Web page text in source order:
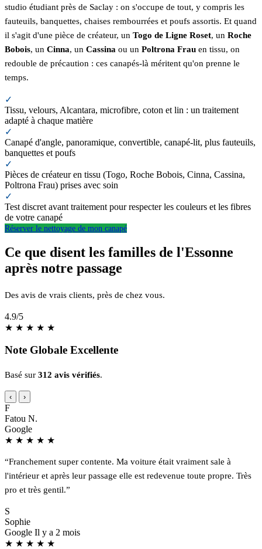
studio étudiant près de Saclay : on s'occupe de tout, y compris les
fauteuils, banquettes, chaises rembourrées et poufs assortis. Et quand
il s'agit d'une pièce de créateur, un Togo de Ligne Roset, un Roche
Bobois, un Cinna, un Cassina ou un Poltrona Frau en tissu, on
redouble de précaution : ces canapés-là méritent qu'on prenne le
temps.
✓
Tissu, velours, Alcantara, microfibre, coton et lin : un traitement
adapté à chaque matière
✓
Canapé d'angle, panoramique, convertible, canapé-lit, plus fauteuils,
banquettes et poufs
✓
Pièces de créateur en tissu (Togo, Roche Bobois, Cinna, Cassina,
Poltrona Frau) prises avec soin
✓
Test discret avant traitement pour respecter les couleurs et les fibres
de votre canapé
Réserver le nettoyage de mon canapé
Ce que disent les familles de l'Essonne
après notre passage
Des avis de vrais clients, près de chez vous.
4.9/5
★ ★ ★ ★ ★
Note Globale Excellente
Basé sur 312 avis vérifiés.
‹ ›
F
Fatou N.
Google
★ ★ ★ ★ ★
“Franchement super contente. Ma voiture était vraiment sale à
l'intérieur et après leur passage elle est redevenue toute propre. Très
pro et très gentil.”
S
Sophie
Google Il y a 2 mois
★ ★ ★ ★ ★